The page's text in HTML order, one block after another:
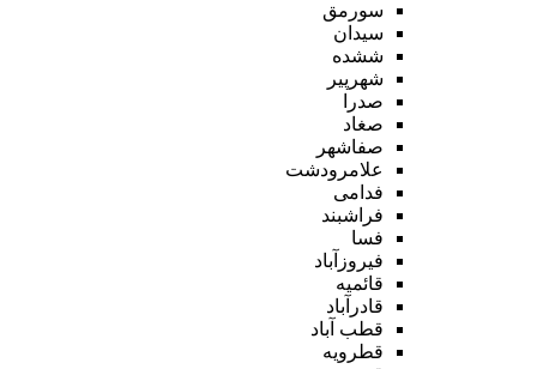
سورمق
سیدان
ششده
شهرپیر
صدرا
صغاد
صفاشهر
علامرودشت
فدامی
فراشبند
فسا
فیروزآباد
قائمیه
قادرآباد
قطب آباد
قطرویه